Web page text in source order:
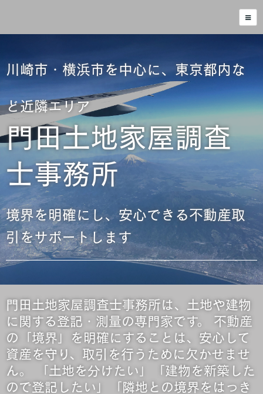
川崎市・横浜市を中心に、東京都内な
ど近隣エリア
門田土地家屋調査
士事務所
境界を明確にし、安心できる不動産取
引をサポートします
門田土地家屋調査士事務所は、土地や建物
に関する登記・測量の専門家です。 不動産
の「境界」を明確にすることは、安心して
資産を守り、取引を行うために欠かせませ
ん。 「土地を分けたい」「建物を新築した
ので登記したい」「隣地との境界をはっき